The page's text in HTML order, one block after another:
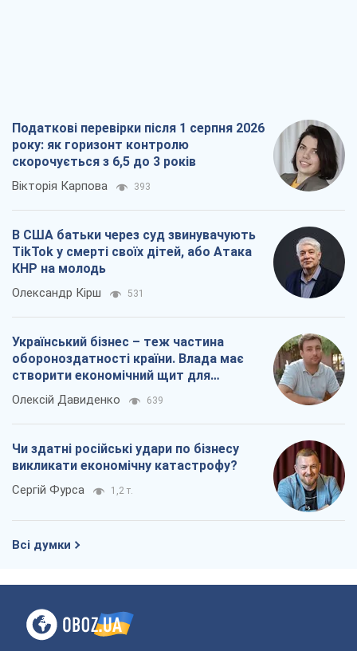
Податкові перевірки після 1 серпня 2026
року: як горизонт контролю
скорочується з 6,5 до 3 років
Вікторія Карпова 393
В США батьки через суд звинувачують
TikTok у смерті своїх дітей, або Атака
КНР на молодь
Олександр Кірш 531
Український бізнес – теж частина
обороноздатності країни. Влада має
створити економічний щит для
компаній
Олексій Давиденко 639
Чи здатні російські удари по бізнесу
викликати економічну катастрофу?
Сергій Фурса 1,2 т.
Всі думки